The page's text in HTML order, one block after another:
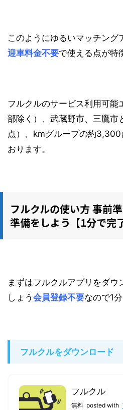
このようにゆるいマッチング
迎車料金不要で使える点が特
フルクルのサービス利用可能
部除く）、武蔵野市、 三鷹市
点）、kmグループの約3,300
おります。
フルクルの使い方 事前
準備をしよう【1分で完
まずはフルクルアプリをダウ
しょう 会員登録不要なので1
フルクルをダウンロード
フルクル
無料 posted with